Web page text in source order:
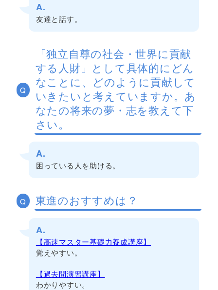
A.
友達と話す。
Q
「独立自尊の社会・世界に貢献
する人財」として具体的にどん
なことに、どのように貢献して
いきたいと考えていますか。あ
なたの将来の夢・志を教えて下
さい。
A.
困っている人を助ける。
Q 東進のおすすめは？
A.
【高速マスター基礎力養成講座】
覚えやすい。
【過去問演習講座】
わかりやすい。